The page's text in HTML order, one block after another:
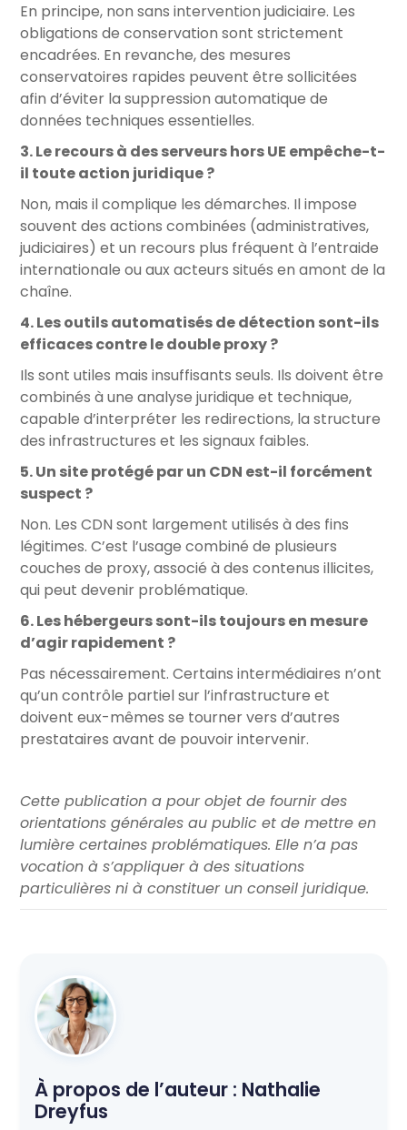
En principe, non sans intervention judiciaire. Les
obligations de conservation sont strictement
encadrées. En revanche, des mesures
conservatoires rapides peuvent être sollicitées
afin d’éviter la suppression automatique de
données techniques essentielles.
3. Le recours à des serveurs hors UE empêche-t-
il toute action juridique ?
Non, mais il complique les démarches. Il impose
souvent des actions combinées (administratives,
judiciaires) et un recours plus fréquent à l’entraide
internationale ou aux acteurs situés en amont de la
chaîne.
4. Les outils automatisés de détection sont-ils
efficaces contre le double proxy ?
Ils sont utiles mais insuffisants seuls. Ils doivent être
combinés à une analyse juridique et technique,
capable d’interpréter les redirections, la structure
des infrastructures et les signaux faibles.
5. Un site protégé par un CDN est-il forcément
suspect ?
Non. Les CDN sont largement utilisés à des fins
légitimes. C’est l’usage combiné de plusieurs
couches de proxy, associé à des contenus illicites,
qui peut devenir problématique.
6. Les hébergeurs sont-ils toujours en mesure
d’agir rapidement ?
Pas nécessairement. Certains intermédiaires n’ont
qu’un contrôle partiel sur l’infrastructure et
doivent eux-mêmes se tourner vers d’autres
prestataires avant de pouvoir intervenir.
Cette publication a pour objet de fournir des
orientations générales au public et de mettre en
lumière certaines problématiques. Elle n’a pas
vocation à s’appliquer à des situations
particulières ni à constituer un conseil juridique.
À propos de l’auteur : Nathalie
Dreyfus